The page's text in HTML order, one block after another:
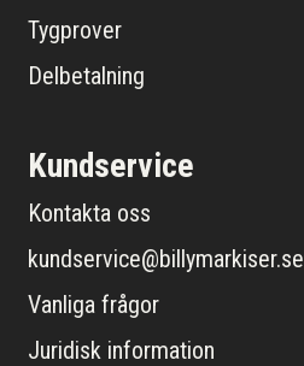
Tygprover
Delbetalning
Kundservice
Kontakta oss
kundservice@billymarkiser.se
Vanliga frågor
Juridisk information